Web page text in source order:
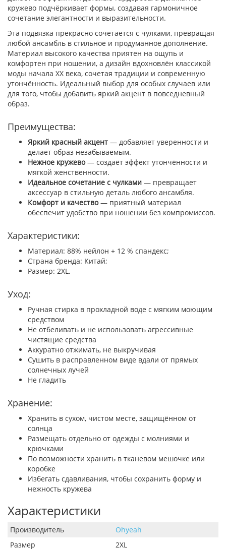
кружево подчёркивает формы, создавая гармоничное
сочетание элегантности и выразительности.
Эта подвязка прекрасно сочетается с чулками, превращая
любой ансамбль в стильное и продуманное дополнение.
Материал высокого качества приятен на ощупь и
комфортен при ношении, а дизайн вдохновлён классикой
моды начала XX века, сочетая традиции и современную
утончённость. Идеальный выбор для особых случаев или
для того, чтобы добавить яркий акцент в повседневный
образ.
Преимущества:
Яркий красный акцент — добавляет уверенности и
делает образ незабываемым.
Нежное кружево— создаёт эффект утончённости и
мягкой женственности.
Идеальное сочетание с чулками — превращает
аксессуар в стильную деталь любого ансамбля.
Комфорт и качество— приятный материал
обеспечит удобство при ношении без компромиссов.
Характеристики:
Материал: 88% нейлон + 12 % спандекс;
Страна бренда: Китай;
Размер: 2XL.
Уход:
Ручная стирка в прохладной воде с мягким моющим
средством
Не отбеливать и не использовать агрессивные
чистящие средства
Аккуратно отжимать, не выкручивая
Сушить в расправленном виде вдали от прямых
солнечных лучей
Не гладить
Хранение:
Хранить в сухом, чистом месте, защищённом от
солнца
Размещать отдельно от одежды с молниями и
крючками
По возможности хранить в тканевом мешочке или
коробке
Избегать сдавливания, чтобы сохранить форму и
нежность кружева
Характеристики
Производитель
Ohyeah
Размер
2XL